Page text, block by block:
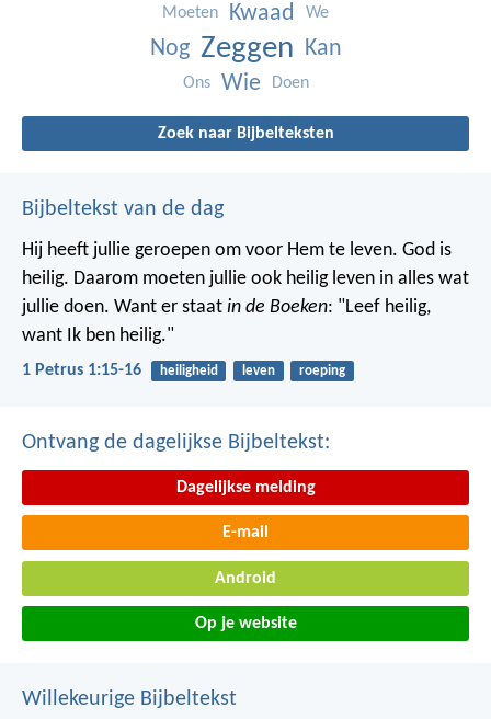
Moeten Kwaad We
Nog Zeggen Kan
Ons Wie Doen
Zoek naar Bijbelteksten
Bijbeltekst van de dag
Hij heeft jullie geroepen om voor Hem te leven. God is
heilig. Daarom moeten jullie ook heilig leven in alles wat
jullie doen. Want er staat in de Boeken: "Leef heilig,
want Ik ben heilig."
1 Petrus 1:15-16 heiligheid leven roeping
Ontvang de dagelijkse Bijbeltekst:
Dagelijkse melding
E-mail
Android
Op je website
Willekeurige Bijbeltekst